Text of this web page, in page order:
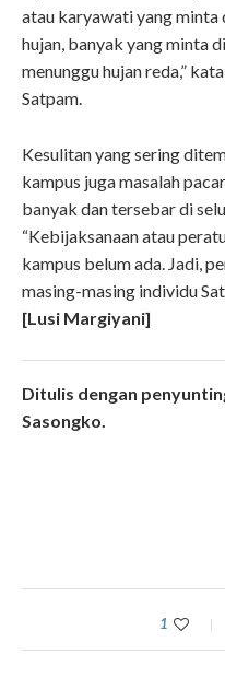
atau karyawati yang minta
hujan, banyak yang minta
menunggu hujan reda,”
Satpam.
Kesulitan yang sering
kampus juga masalah
banyak dan tersebar di
“Kebijaksanaan atau
kampus belum ada. Jadi,
masing-masing individu
[Lusi Margiyani]
Ditulis dengan
Sasongko.
1